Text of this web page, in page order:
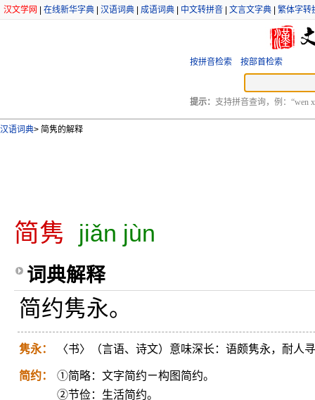
汉文学网 在线新华字典 汉语词典 成语词典 中文转拼音 文言文字典 繁体字转
按拼音检索 按部首检索
提示： 支持拼音查询，例：“wen
汉语词典> 简隽的解释
简隽 jiǎn jùn
词典解释
简约隽永。
隽永： 〈书〉（言语、诗文）意味深长：语颇隽永，耐人
简约：
①简略：文字简约ㄧ构图简约。
②节俭：生活简约。